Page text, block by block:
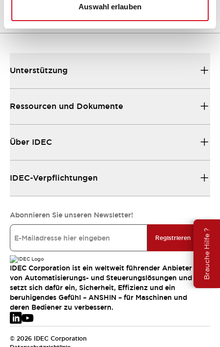
Auswahl erlauben
Brauche Hilfe ?
Unterstützung
Ressourcen und Dokumente
Über IDEC
IDEC-Verpflichtungen
Abonnieren Sie unseren Newsletter!
Registrieren
IDEC Corporation ist ein weltweit führender Anbieter
von Automatisierungs- und Steuerungslösungen und
setzt sich dafür ein, Sicherheit, Effizienz und ein
beruhigendes Gefühl – ANSHIN – für Maschinen und
deren Bediener zu verbessern.
© 2026 IDEC Corporation